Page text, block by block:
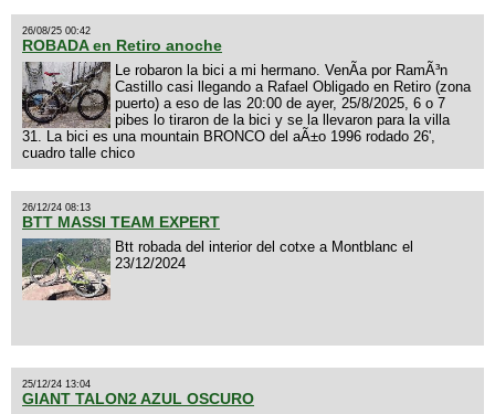
26/08/25 00:42
ROBADA en Retiro anoche
Le robaron la bici a mi hermano. VenÃ­a por RamÃ³n
Castillo casi llegando a Rafael Obligado en Retiro (zona
puerto) a eso de las 20:00 de ayer, 25/8/2025, 6 o 7
pibes lo tiraron de la bici y se la llevaron para la villa
31. La bici es una mountain BRONCO del aÃ±o 1996 rodado 26',
cuadro talle chico
26/12/24 08:13
BTT MASSI TEAM EXPERT
Btt robada del interior del cotxe a Montblanc el
23/12/2024
25/12/24 13:04
GIANT TALON2 AZUL OSCURO